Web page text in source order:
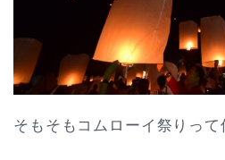
そもそもコムローイ祭りって